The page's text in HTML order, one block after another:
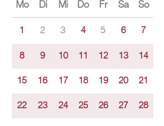
Mo Di Mi Do Fr Sa So
1 2 3 4 5 6 7
8 9 10 11 12 13 14
15 16 17 18 19 20 21
22 23 24 25 26 27 28